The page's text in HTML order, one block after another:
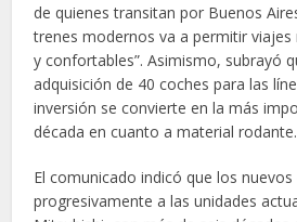
de quienes transitan por Buenos
trenes modernos va a permitir
y confortables”. Asimismo, subrayó
adquisición de 40 coches para las
inversión se convierte en la más
década en cuanto a material rodante.
El comunicado indicó que los
progresivamente a las unidades